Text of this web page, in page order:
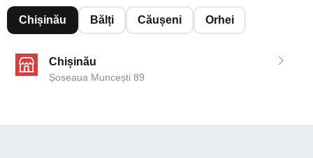
Chișinău Bălți Căușeni Orhei
Chișinău
Șoseaua Muncești 89